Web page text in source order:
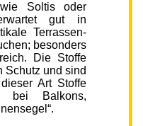
Soltis oder
gut in
Terrassen-
besonders
Die Stoffe
Schutz und sind
Art Stoffe
bei Balkons,